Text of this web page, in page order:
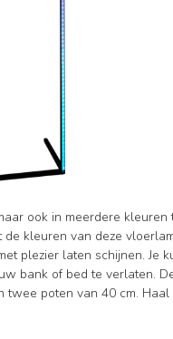
ook in meerdere
kleuren van deze
plezier laten schijnen. Je
bank of bed te verlaten.
twee poten van 40 cm.